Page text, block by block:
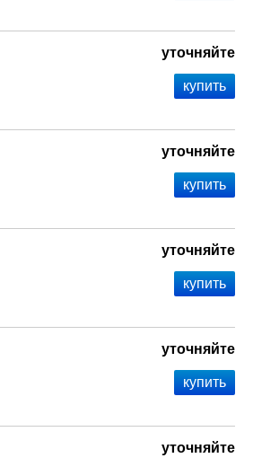
уточняйте
уточняйте
уточняйте
уточняйте
уточняйте